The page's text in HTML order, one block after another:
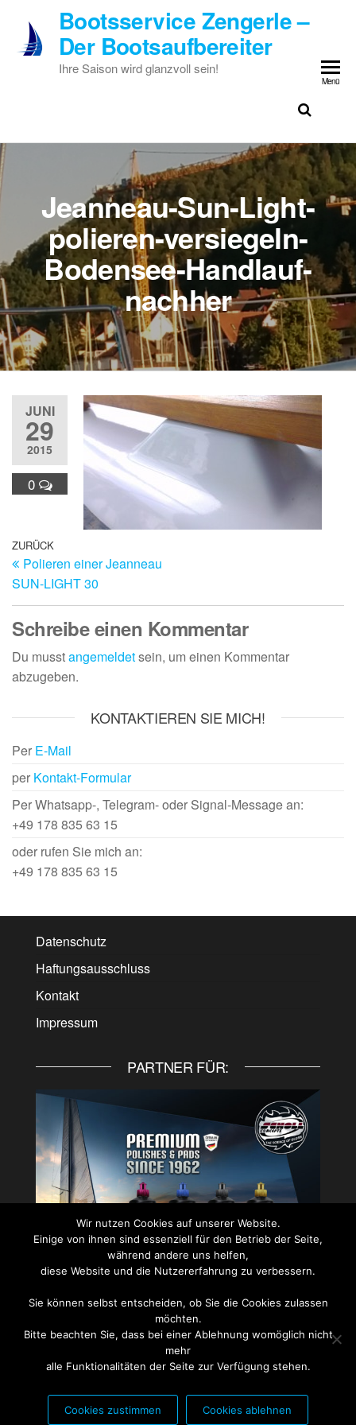
Inhalt
springen
Bootsservice Zengerle –
Der Bootsaufbereiter
Ihre Saison wird glanzvoll sein!
Menü
Jeanneau-Sun-Light-
polieren-versiegeln-
Bodensee-Handlauf-
nachher
JUNI
29
2015
0
Beitragsnavigation
Vorheriger
Beitrag
ZURÜCK
Polieren einer Jeanneau
SUN-LIGHT 30
Schreibe einen Kommentar
Du musstangemeldetsein, um einen Kommentar
abzugeben.
KONTAKTIEREN SIE MICH!
Per E-Mail
per Kontakt-Formular
Per Whatsapp-, Telegram- oder Signal-Message an:
+49 178 835 63 15
oder rufen Sie mich an:
+49 178 835 63 15
Datenschutz
Haftungsausschluss
Kontakt
Impressum
PARTNER FÜR:
PARTNER FÜR:
Wir nutzen Cookies auf unserer Website.
Einige von ihnen sind essenziell für den Betrieb der Seite,
während andere uns helfen,
diese Website und die Nutzererfahrung zu verbessern.
Sie können selbst entscheiden, ob Sie die Cookies zulassen
möchten.
Bitte beachten Sie, dass bei einer Ablehnung womöglich nicht
mehr
alle Funktionalitäten der Seite zur Verfügung stehen.
Cookies zustimmen Cookies ablehnen